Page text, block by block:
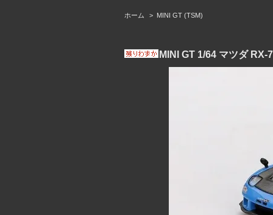
ホーム > MINI GT (TSM)
MINI GT 1/64 マツダ